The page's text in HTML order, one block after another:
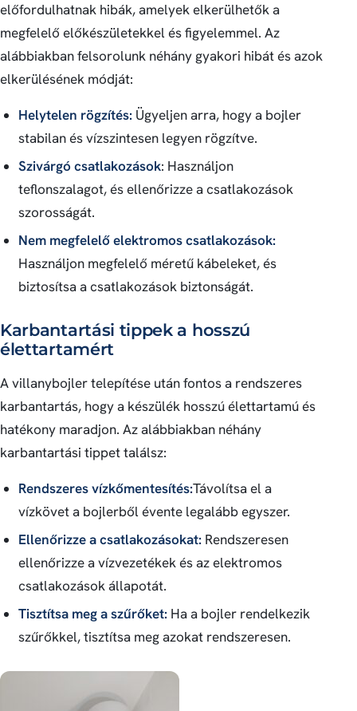
előfordulhatnak hibák, amelyek elkerülhetők a
megfelelő előkészületekkel és figyelemmel. Az
alábbiakban felsorolunk néhány gyakori hibát és azok
elkerülésének módját:
Helytelen rögzítés: Ügyeljen arra, hogy a bojler
stabilan és vízszintesen legyen rögzítve.
Szivárgó csatlakozások: Használjon
teflonszalagot, és ellenőrizze a csatlakozások
szorosságát.
Nem megfelelő elektromos csatlakozások:
Használjon megfelelő méretű kábeleket, és
biztosítsa a csatlakozások biztonságát.
Karbantartási tippek a hosszú
élettartamért
A villanybojler telepítése után fontos a rendszeres
karbantartás, hogy a készülék hosszú élettartamú és
hatékony maradjon. Az alábbiakban néhány
karbantartási tippet találsz:
Rendszeres vízkőmentesítés:Távolítsa el a
vízkövet a bojlerből évente legalább egyszer.
Ellenőrizze a csatlakozásokat: Rendszeresen
ellenőrizze a vízvezetékek és az elektromos
csatlakozások állapotát.
Tisztítsa meg a szűrőket: Ha a bojler rendelkezik
szűrőkkel, tisztítsa meg azokat rendszeresen.